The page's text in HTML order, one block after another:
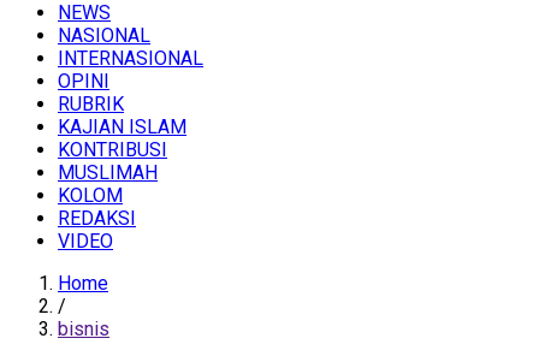
NEWS
NASIONAL
INTERNASIONAL
OPINI
RUBRIK
KAJIAN ISLAM
KONTRIBUSI
MUSLIMAH
KOLOM
REDAKSI
VIDEO
Home
/
bisnis